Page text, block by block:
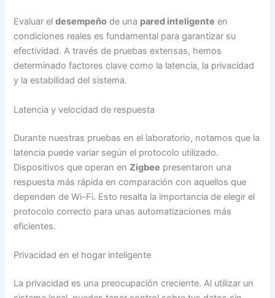
Evaluar eldesempeño de una pared inteligente en
condiciones reales es fundamental para garantizar su
efectividad. A través de pruebas extensas, hemos
determinado factores clave como la latencia, la privacidad
y la estabilidad del sistema.
Latencia y velocidad de respuesta
Durante nuestras pruebas en el laboratorio, notamos que la
latencia puede variar según el protocolo utilizado.
Dispositivos que operan enZigbee presentaron una
respuesta más rápida en comparación con aquellos que
dependen de Wi-Fi. Esto resalta la importancia de elegir el
protocolo correcto para unas automatizaciones más
eficientes.
Privacidad en el hogar inteligente
La privacidad es una preocupación creciente. Al utilizar un